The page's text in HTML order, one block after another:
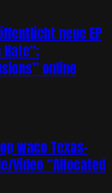
neue EP
online
waco Texas-
Video “Allocated